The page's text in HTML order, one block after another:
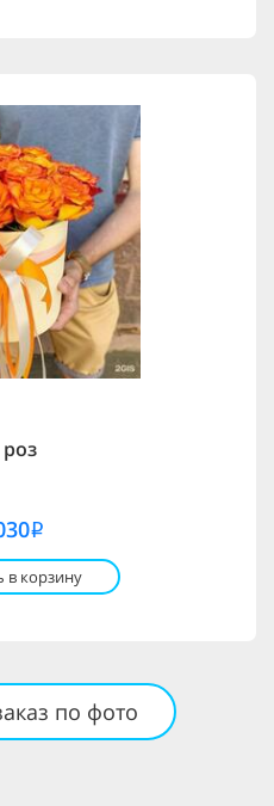
роз
i
в корзину
по фото